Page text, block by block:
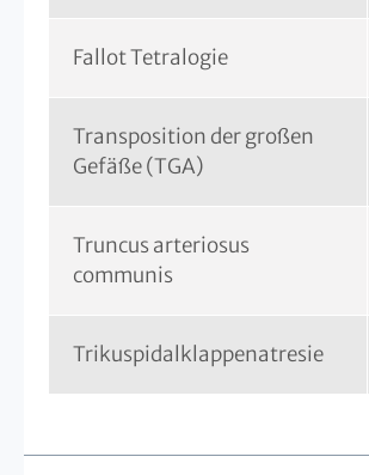
Fallot Tetralogie
Transposition der großen
Gefäße (TGA)
Truncus arteriosus
communis
Trikuspidalklappenatresie